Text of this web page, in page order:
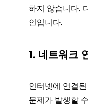
하지 않습니다.
인입니다.
1. 네트워크
인터넷에 연결
문제가 발생할